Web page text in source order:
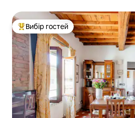
Топ вибір гостей
Вибір гостей